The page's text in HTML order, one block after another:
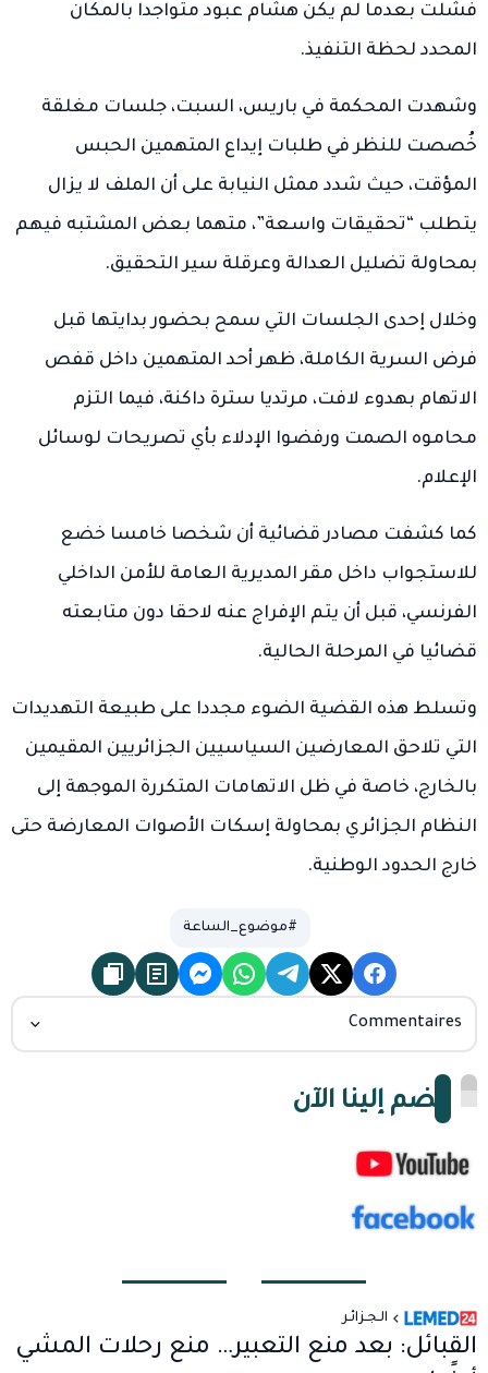
فشلت بعدما لم يكن هشام عبود متواجدا بالمكان
المحدد لحظة التنفيذ.
وشهدت المحكمة في باريس، السبت، جلسات مغلقة
خُصصت للنظر في طلبات إيداع المتهمين الحبس
المؤقت، حيث شدد ممثل النيابة على أن الملف لا يزال
يتطلب “تحقيقات واسعة”، متهما بعض المشتبه فيهم
بمحاولة تضليل العدالة وعرقلة سير التحقيق.
وخلال إحدى الجلسات التي سمح بحضور بدايتها قبل
فرض السرية الكاملة، ظهر أحد المتهمين داخل قفص
الاتهام بهدوء لافت، مرتديا سترة داكنة، فيما التزم
محاموه الصمت ورفضوا الإدلاء بأي تصريحات لوسائل
الإعلام.
كما كشفت مصادر قضائية أن شخصا خامسا خضع
للاستجواب داخل مقر المديرية العامة للأمن الداخلي
الفرنسي، قبل أن يتم الإفراج عنه لاحقا دون متابعته
قضائيا في المرحلة الحالية.
وتسلط هذه القضية الضوء مجددا على طبيعة التهديدات
التي تلاحق المعارضين السياسيين الجزائريين المقيمين
بالخارج، خاصة في ظل الاتهامات المتكررة الموجهة إلى
النظام الجزائري بمحاولة إسكات الأصوات المعارضة حتى
خارج الحدود الوطنية.
#موضوع_الساعة
Commentaires
انضم إلينا الآن
الـجـزائـر
القبائل: بعد منع التعبير… منع رحلات المشي